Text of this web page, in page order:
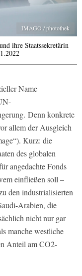
IMAGO / photothek
ihre Staatssekretärin
Name
Denn konkrete
allem der Ausgleich
Kurz: die
des globalen
angedachte Fonds
einfließen soll –
den industrialisierten
Arabien, die
nicht nur gar
manche westliche
Anteil am CO2-